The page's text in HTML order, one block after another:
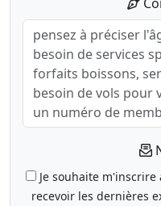
Je souhaite
recevoir les dernières